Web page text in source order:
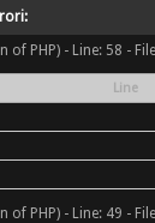
- Line: 58 -
Line
- Line: 49 -